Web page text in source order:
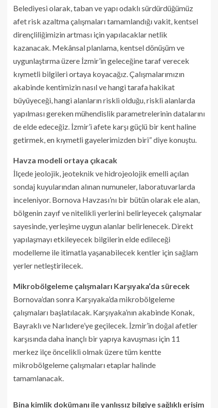
Belediyesi olarak, taban ve yapı odaklı sürdürdüğümüz
afet risk azaltma çalışmaları tamamlandığı vakit, kentsel
dirençliliğimizin artması için yapılacaklar netlik
kazanacak. Mekânsal planlama, kentsel dönüşüm ve
uygunlaştırma üzere İzmir’in geleceğine taraf verecek
kıymetli bilgileri ortaya koyacağız. Çalışmalarımızın
akabinde kentimizin nasıl ve hangi tarafa hakikat
büyüyeceği, hangi alanların riskli olduğu, riskli alanlarda
yapılması gereken mühendislik parametrelerinin datalarını
de elde edeceğiz. İzmir’i afete karşı güçlü bir kent haline
getirmek, en kıymetli gayelerimizden biri” diye konuştu.
Havza modeli ortaya çıkacak
İlçede jeolojik, jeoteknik ve hidrojeolojik emelli açılan
sondaj kuyularından alınan numuneler, laboratuvarlarda
inceleniyor. Bornova Havzası’nı bir bütün olarak ele alan,
bölgenin zayıf ve nitelikli yerlerini belirleyecek çalışmalar
sayesinde, yerleşime uygun alanlar belirlenecek. Direkt
yapılaşmayı etkileyecek bilgilerin elde edileceği
modelleme ile itimatla yaşanabilecek kentler için sağlam
yerler netleştirilecek.
Mikrobölgeleme çalışmaları Karşıyaka’da sürecek
Bornova’dan sonra Karşıyaka’da mikrobölgeleme
çalışmaları başlatılacak. Karşıyaka’nın akabinde Konak,
Bayraklı ve Narlıdere’ye geçilecek. İzmir’in doğal afetler
karşısında daha inançlı bir yapıya kavuşması için 11
merkez ilçe öncelikli olmak üzere tüm kentte
mikrobölgeleme çalışmaları etaplar halinde
tamamlanacak.
Bina kimlik dokümanı ile yanlışsız bilgiye sağlıklı erişim